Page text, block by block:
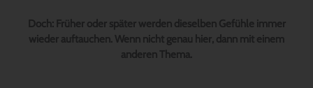
Doch: Früher oder später werden dieselben Gefühle immer
wieder auftauchen. Wenn nicht genau hier, dann mit einem
anderen Thema.